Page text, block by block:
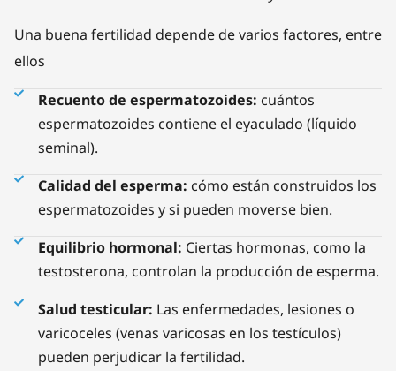
Una buena fertilidad depende de varios factores, entre
ellos
Recuento de espermatozoides: cuántos
espermatozoides contiene el eyaculado (líquido
seminal).
Calidad del esperma: cómo están construidos los
espermatozoides y si pueden moverse bien.
Equilibrio hormonal: Ciertas hormonas, como la
testosterona, controlan la producción de esperma.
Salud testicular: Las enfermedades, lesiones o
varicoceles (venas varicosas en los testículos)
pueden perjudicar la fertilidad.